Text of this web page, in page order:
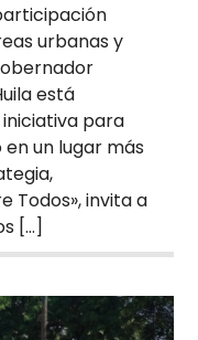
urbanas y
está
para
un lugar más
Todos», invita a
[…]